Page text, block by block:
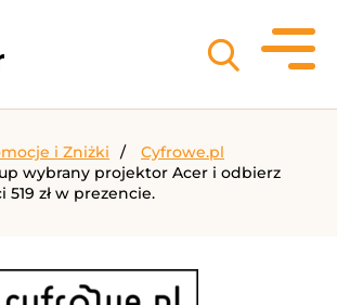
i Zniżki
Cyfrowe.pl
wybrany projektor Acer i odbierz
zł w prezencie.